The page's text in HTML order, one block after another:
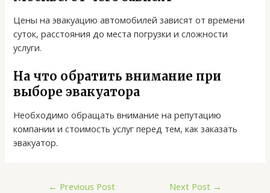
Цены на эвакуацию автомобилей зависят от времени
суток, расстояния до места погрузки и сложности
услуги.
На что обратить внимание при
выборе эвакуатора
Необходимо обращать внимание на репутацию
компании и стоимость услуг перед тем, как заказать
эвакуатор.
← Previous Post Next Post →